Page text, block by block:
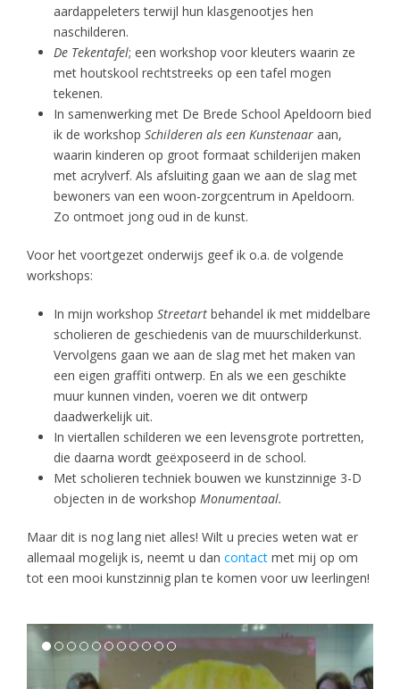
aardappeleters terwijl hun klasgenootjes hen
naschilderen.
De Tekentafel; een workshop voor kleuters waarin ze
met houtskool rechtstreeks op een tafel mogen
tekenen.
In samenwerking met De Brede School Apeldoorn bied
ik de workshop Schilderen als een Kunstenaar aan,
waarin kinderen op groot formaat schilderijen maken
met acrylverf. Als afsluiting gaan we aan de slag met
bewoners van een woon-zorgcentrum in Apeldoorn.
Zo ontmoet jong oud in de kunst.
Voor het voortgezet onderwijs geef ik o.a. de volgende
workshops:
In mijn workshop Streetart behandel ik met middelbare
scholieren de geschiedenis van de muurschilderkunst.
Vervolgens gaan we aan de slag met het maken van
een eigen graffiti ontwerp. En als we een geschikte
muur kunnen vinden, voeren we dit ontwerp
daadwerkelijk uit.
In viertallen schilderen we een levensgrote portretten,
die daarna wordt geëxposeerd in de school.
Met scholieren techniek bouwen we kunstzinnige 3-D
objecten in de workshop Monumentaal.
Maar dit is nog lang niet alles! Wilt u precies weten wat er
allemaal mogelijk is, neemt u dan contact met mij op om
tot een mooi kunstzinnig plan te komen voor uw leerlingen!